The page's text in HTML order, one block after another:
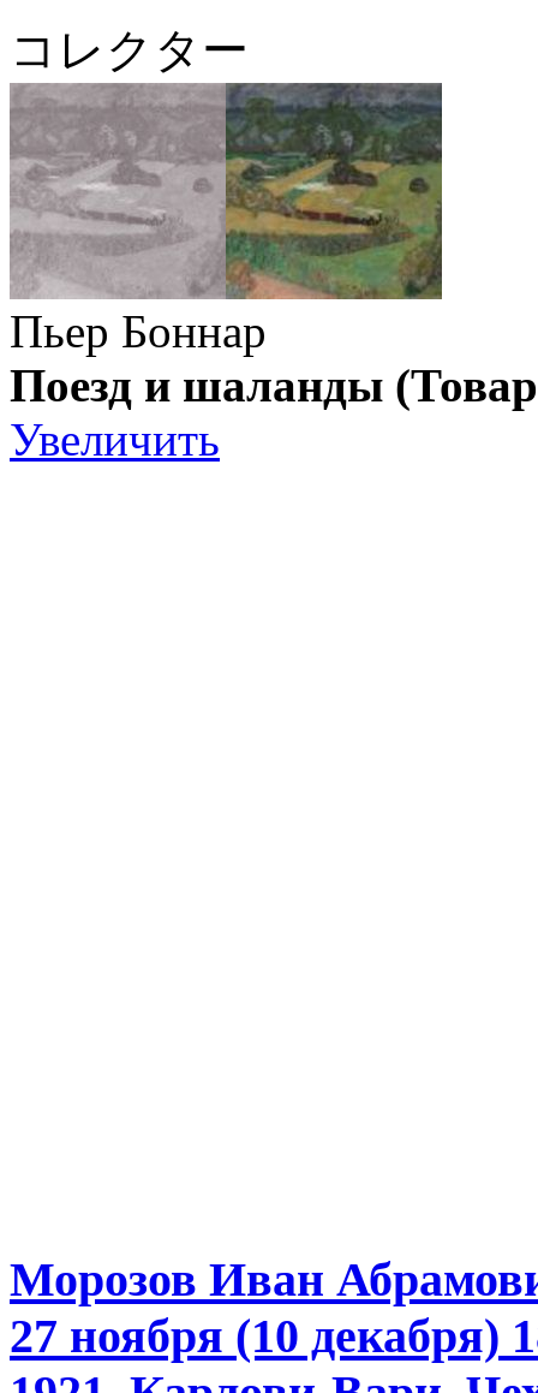
コレクター
Пьер Боннар
Поезд и шаланды
Увеличить
Морозов Иван
27 ноября (10